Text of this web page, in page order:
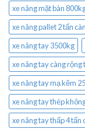
xe nâng mặt bàn
xe nâng pallet 2 tấn
xe nâng tay 3500kg
xe nâng tay càng rộng
xe nâng tay mạ kẽm
xe nâng tay thép
xe nâng tay thấp 4